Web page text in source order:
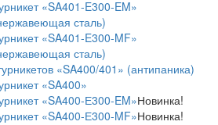
«SA401-E300-EM»
сталь)
«SA401-E300-MF»
сталь)
«SA400/401» (антипаника)
«SA400»
«SA400-Е300-EM»Новинка!
«SA400-Е300-MF»Новинка!